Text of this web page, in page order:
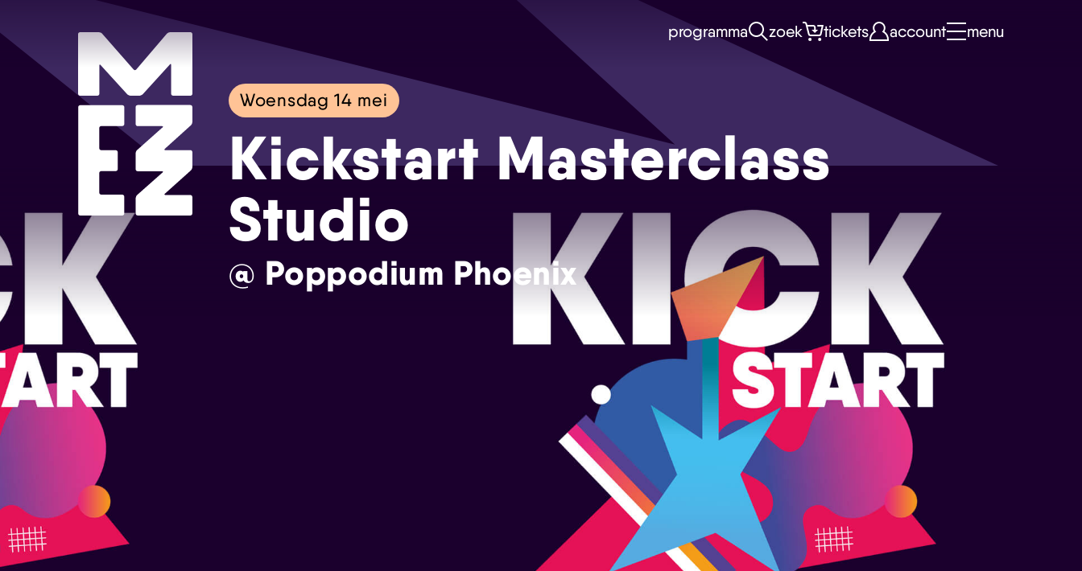
Skip navigatie
programma zoek tickets account menu
Woensdag 14 mei
Kickstart Masterclass
Studio
@ Poppodium Phoenix